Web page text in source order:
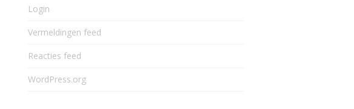
Login
Vermeldingen feed
Reacties feed
WordPress.org